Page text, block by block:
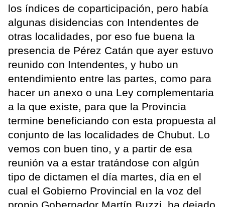
los índices de coparticipación, pero había
algunas disidencias con Intendentes de
otras localidades, por eso fue buena la
presencia de Pérez Catán que ayer estuvo
reunido con Intendentes, y hubo un
entendimiento entre las partes, como para
hacer un anexo o una Ley complementaria
a la que existe, para que la Provincia
termine beneficiando con esta propuesta al
conjunto de las localidades de Chubut. Lo
vemos con buen tino, y a partir de esa
reunión va a estar tratándose con algún
tipo de dictamen el día martes, día en el
cual el Gobierno Provincial en la voz del